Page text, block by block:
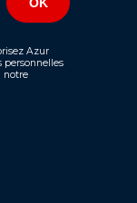
Azur
personnelles
notre